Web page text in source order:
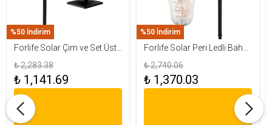
%50 İndirim
Forlife Solar Çim ve Set Üstü
Armatür 15W FL-3283
₺ 2,283.38
₺ 1,141.69
%50 İndirim
Forlife Solar Peri Ledli Bahçe
Aydınlatma Armatürü FL-
3284
₺ 2,740.06
₺ 1,370.03